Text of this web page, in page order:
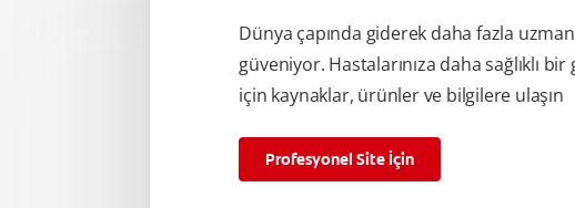
Dünya çapında giderek daha fazla
güveniyor. Hastalarınıza daha sağlıklı
için kaynaklar, ürünler ve bilgilere ulaşın
Profesyonel Site İçin